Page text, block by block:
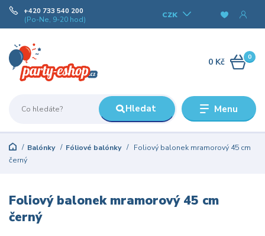
Menu
CZK
Hledat
+420 733 540 200
(Po-Ne, 9-20 hod)
0
0 Kč
Balónky Fóliové balónky
Foliový balonek mramorový 45 cm
černý
Foliový balonek mramorový 45 cm
černý